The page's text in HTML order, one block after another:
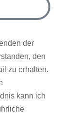
der
den
zu erhalten.
kann ich